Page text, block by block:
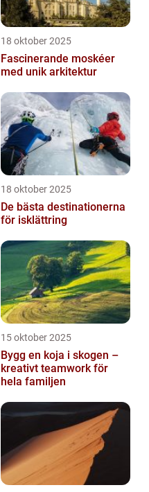
18 oktober 2025
Fascinerande moskéer
med unik arkitektur
18 oktober 2025
De bästa destinationerna
för isklättring
15 oktober 2025
Bygg en koja i skogen –
kreativt teamwork för
hela familjen